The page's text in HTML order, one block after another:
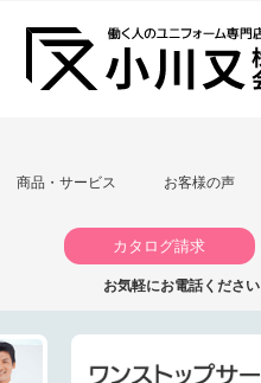
商品・サービス お客様の声
カタログ請求
お気軽にお電話ください